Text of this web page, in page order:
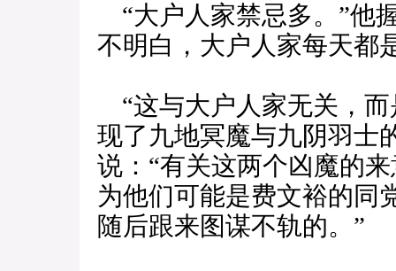
“大户人家禁忌多。”他
不明白，大户人家每天都
“这与大户人家无关，
现了九地冥魔与九阴羽士
说：“有关这两个凶魔的
为他们可能是费文裕的同
随后跟来图谋不轨的。”